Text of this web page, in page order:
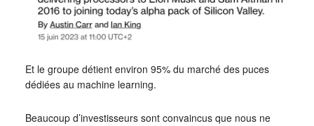
Et le groupe détient environ 95% du marché des puces
dédiées au machine learning.
Beaucoup d’investisseurs sont convaincus que nous ne